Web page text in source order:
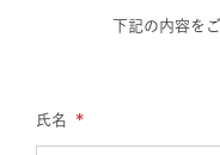
下記の内容を
氏名
(必